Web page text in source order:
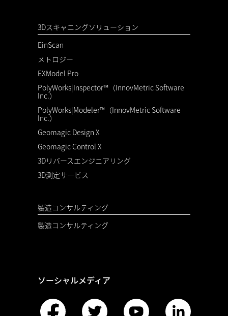
3Dスキャニングソリューション
EinScan
メトロジー
EXModel Pro
PolyWorks|Inspector™（InnovMetric Software
Inc.）
PolyWorks|Modeler™（InnovMetric Software
Inc.）
Geomagic Design X
Geomagic Control X
3Dリバースエンジニアリング
3D測定サービス
製造コンサルティング
製造コンサルティング
ソーシャルメディア